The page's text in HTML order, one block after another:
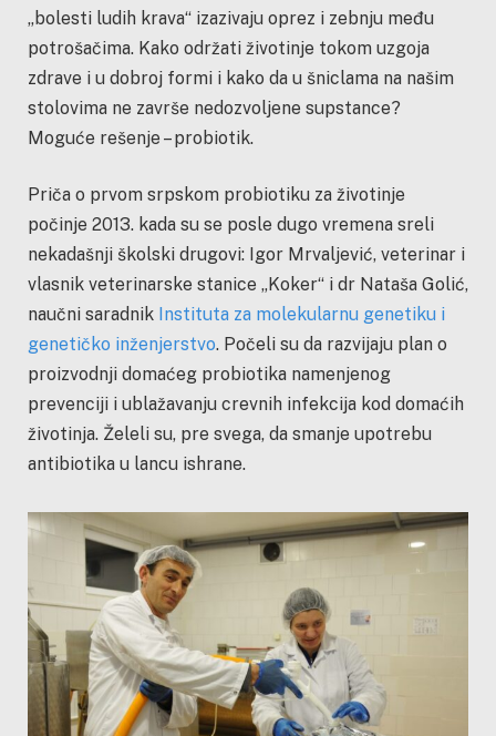
„bolesti ludih krava“ izazivaju oprez i zebnju među
potrošačima. Kako održati životinje tokom uzgoja
zdrave i u dobroj formi i kako da u šniclama na našim
stolovima ne završe nedozvoljene supstance?
Moguće rešenje – probiotik.
Priča o prvom srpskom probiotiku za životinje
počinje 2013. kada su se posle dugo vremena sreli
nekadašnji školski drugovi: Igor Mrvaljević, veterinar i
vlasnik veterinarske stanice „Koker“ i dr Nataša Golić,
naučni saradnik Instituta za molekularnu genetiku i
genetičko inženjerstvo. Počeli su da razvijaju plan o
proizvodnji domaćeg probiotika namenjenog
prevenciji i ublažavanju crevnih infekcija kod domaćih
životinja. Želeli su, pre svega, da smanje upotrebu
antibiotika u lancu ishrane.